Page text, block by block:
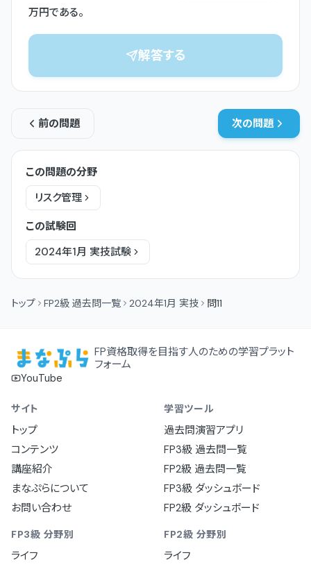
万円である。
解答する
前の問題 次の問題
この問題の分野
リスク管理
この試験回
2024年1月 実技試験
トップ FP2級 過去問一覧 2024年1月 実技 問11
FP資格取得を目指す人のための学習プラット
フォーム
YouTube
サイト
トップ
コンテンツ
講座紹介
まなぷらについて
お問い合わせ
学習ツール
過去問演習アプリ
FP3級 過去問一覧
FP2級 過去問一覧
FP3級 ダッシュボード
FP2級 ダッシュボード
FP3級 分野別
ライフ
FP2級 分野別
ライフ